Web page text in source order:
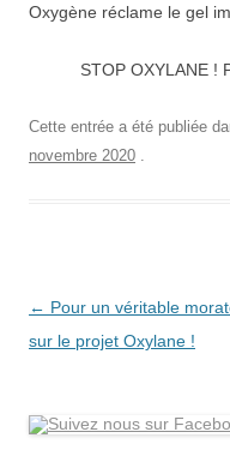
Oxygène réclame le gel
STOP OXYLANE !
Cette entrée a été publiée
novembre 2020 .
Navigation
des
← Pour un véritable
sur le projet Oxylane !